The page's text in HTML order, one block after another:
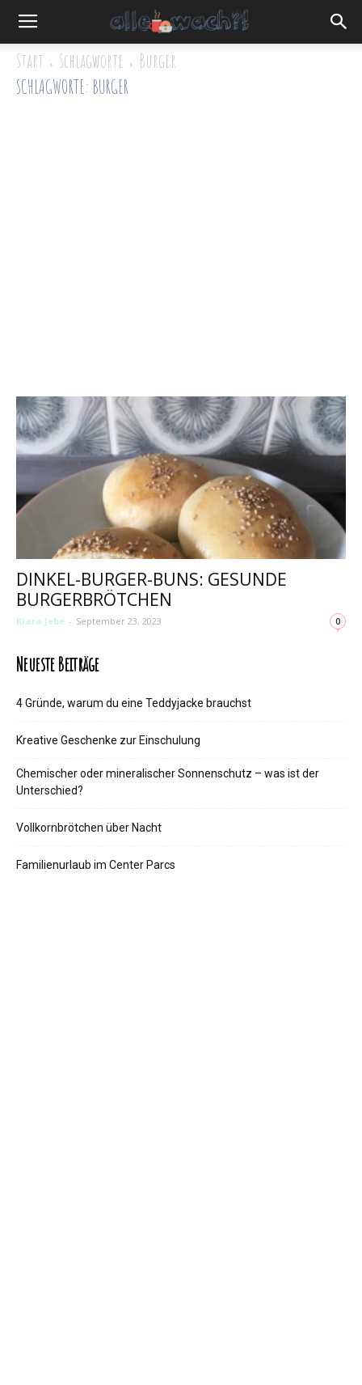
Start Schlagworte
Burger
SCHLAGWORTE: BURGER
DINKEL-BURGER-BUNS: GESUNDE
BURGERBRÖTCHEN
Klara Jebe - September 23, 2023 0
Neueste Beiträge
4 Gründe, warum du eine Teddyjacke brauchst
Kreative Geschenke zur Einschulung
Chemischer oder mineralischer Sonnenschutz – was ist der
Unterschied?
Vollkornbrötchen über Nacht
Familienurlaub im Center Parcs